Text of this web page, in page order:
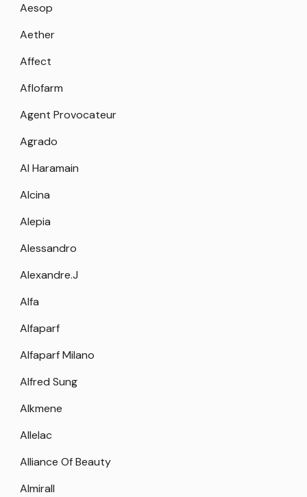
Aesop
Aether
Affect
Aflofarm
Agent Provocateur
Agrado
Al Haramain
Alcina
Alepia
Alessandro
Alexandre.J
Alfa
Alfaparf
Alfaparf Milano
Alfred Sung
Alkmene
Allelac
Alliance Of Beauty
Almirall